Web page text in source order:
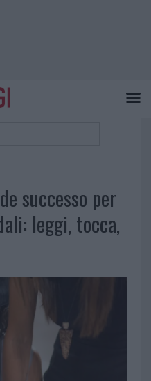
successo per
leggi, tocca,